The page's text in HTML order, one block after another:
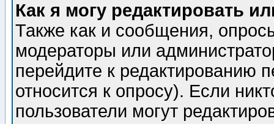
Как я могу редактировать
Также как и сообщения,
модераторы или
перейдите к редактированию
относится к опросу). Если
пользователи могут